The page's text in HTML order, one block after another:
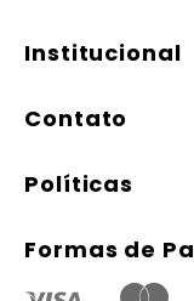
Institucional
Contato
Políticas
Formas de